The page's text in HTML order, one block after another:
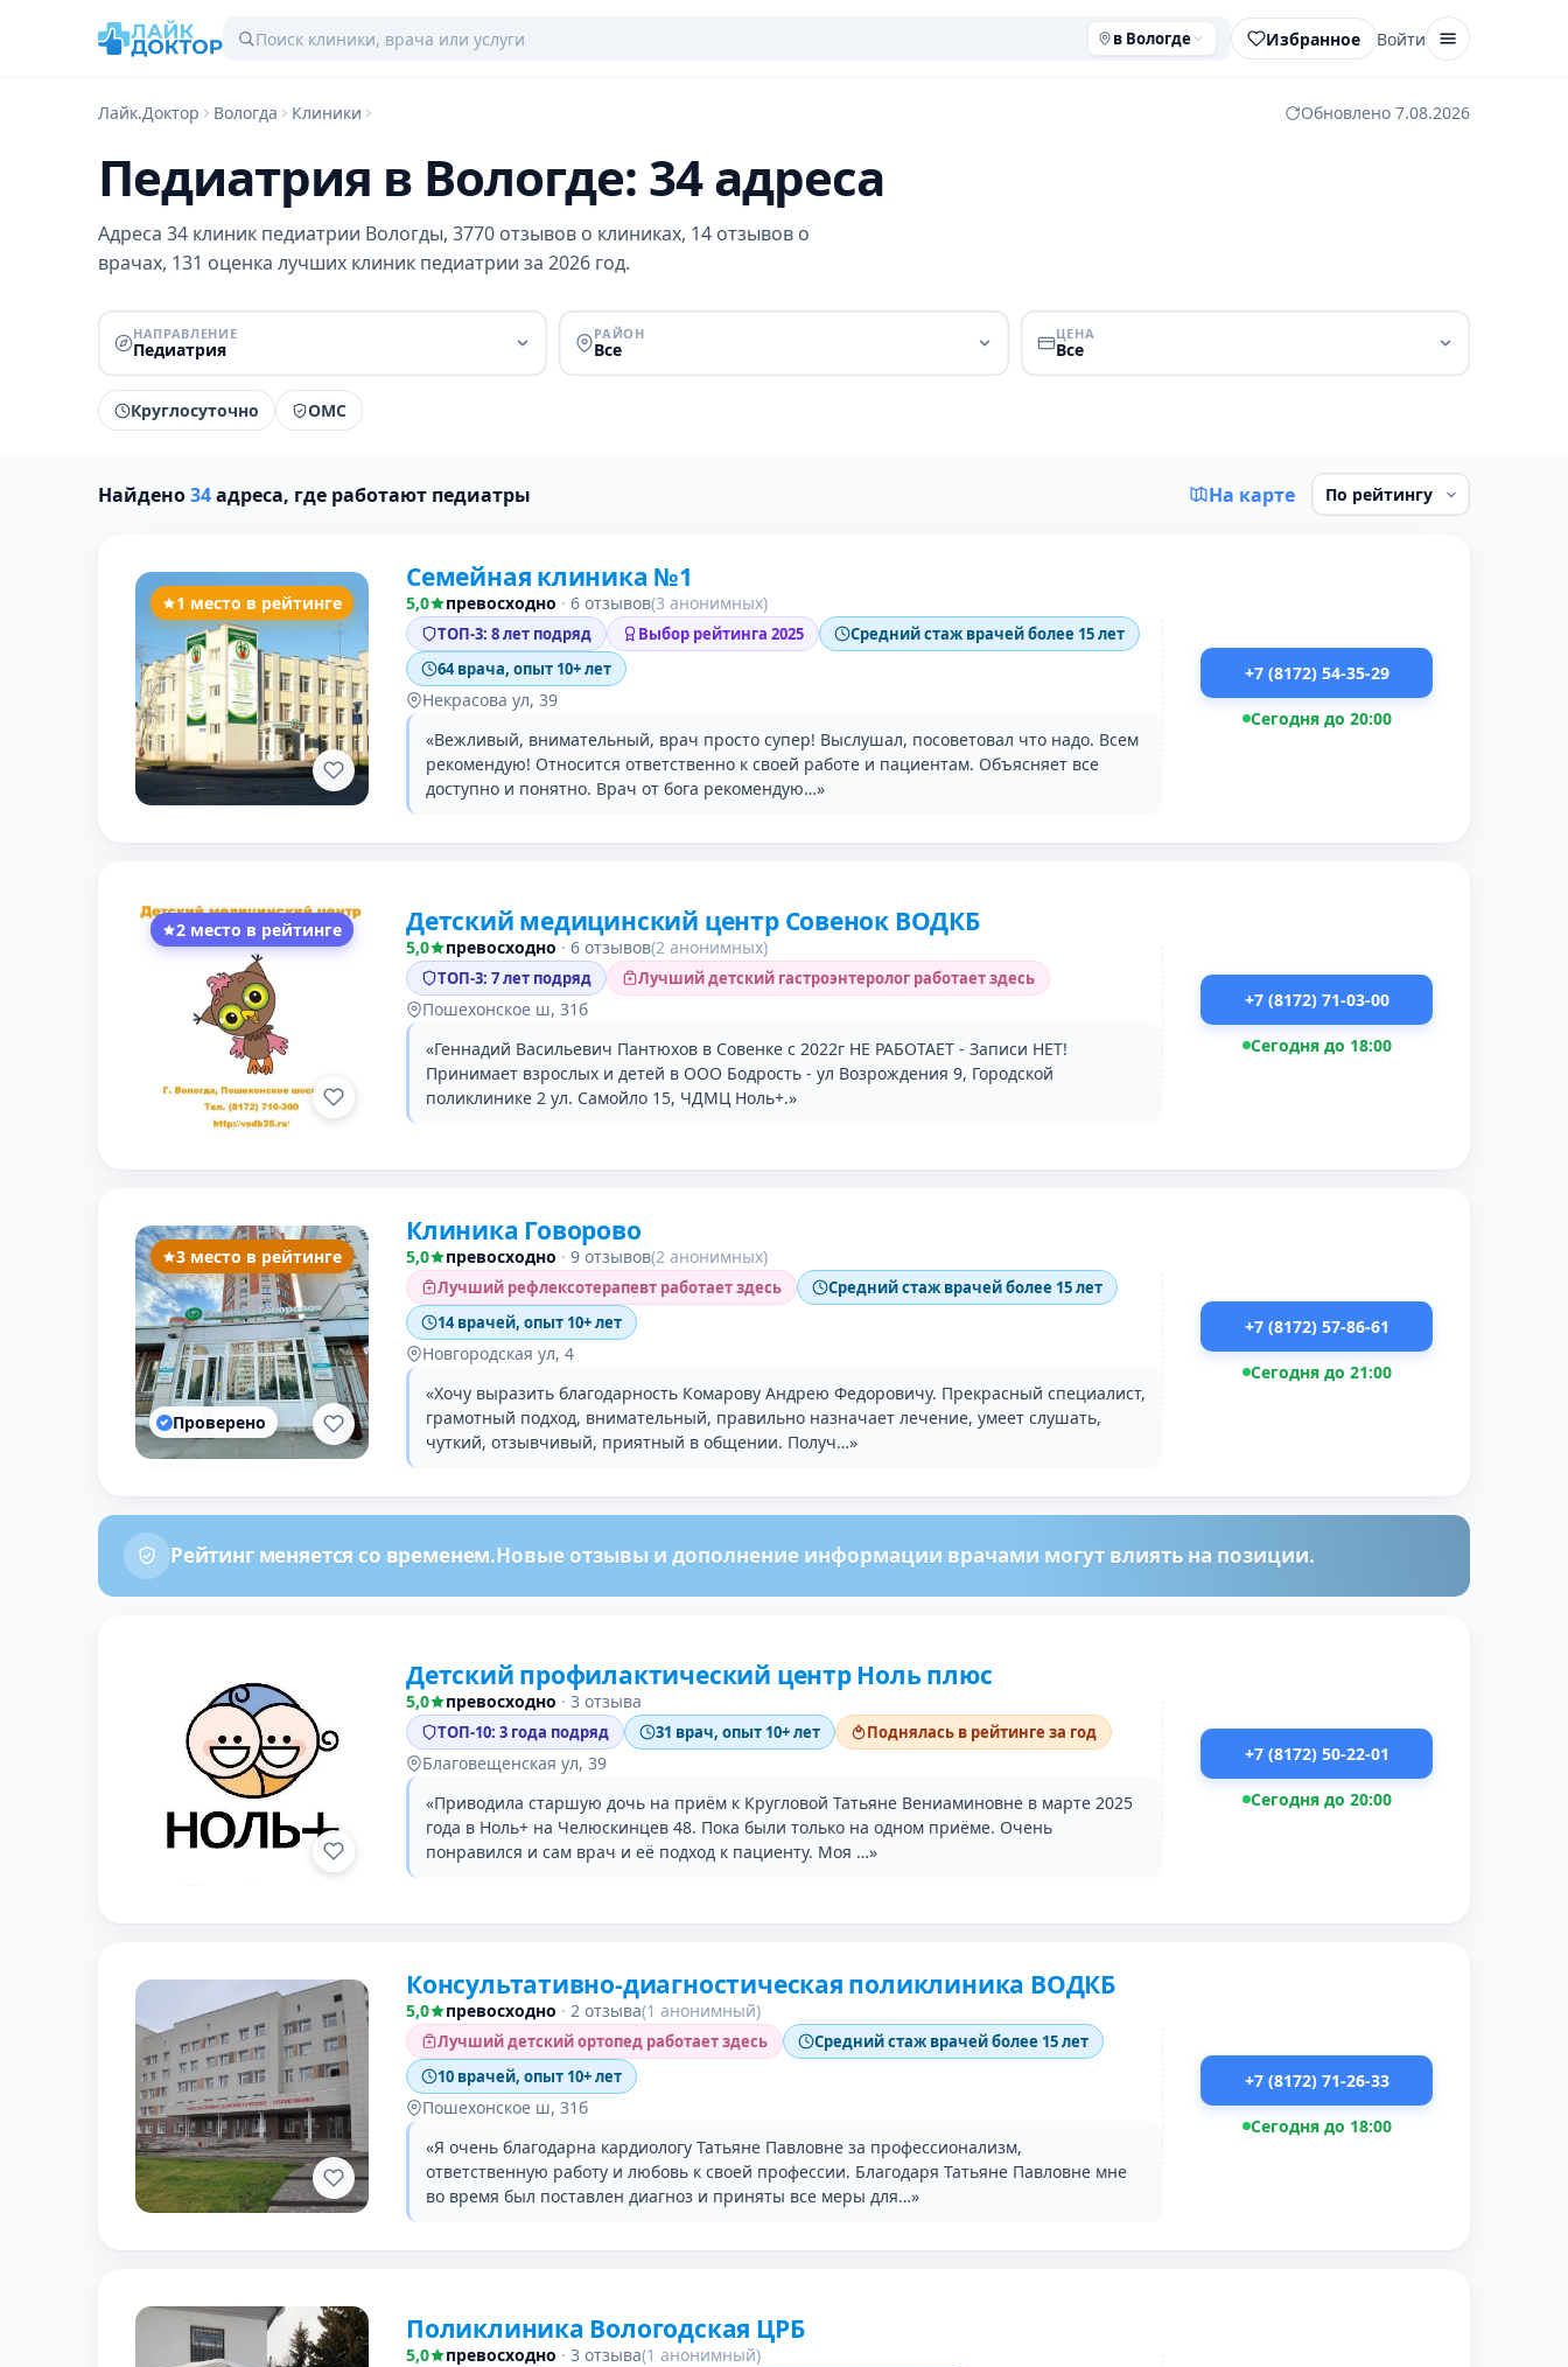
в Вологде Избранное Войти
Лайк.Доктор Вологда Клиники Обновлено 7.08.2026
Педиатрия в Вологде: 34 адреса
Адреса 34 клиник педиатрии Вологды, 3770 отзывов о клиниках, 14 отзывов о
врачах, 131 оценка лучших клиник педиатрии за 2026 год.
НАПРАВЛЕНИЕ
Педиатрия
РАЙОН
Все
ЦЕНА
Все
Круглосуточно ОМС
Найдено34адреса, где работают педиатры На карте
1 место в рейтинге
Семейная клиника №1
5,0 превосходно · 6 отзывов(3 анонимных)
ТОП-3: 8 лет подряд Выбор рейтинга 2025
Средний стаж врачей более 15 лет
64 врача, опыт 10+ лет
Некрасова ул, 39
«Вежливый, внимательный, врач просто супер! Выслушал, посоветовал что надо. Всем
рекомендую! Относится ответственно к своей работе и пациентам. Объясняет все
доступно и понятно. Врач от бога рекомендую…»
+7 (8172) 54-35-29
Сегодня до 20:00
2 место в рейтинге Детский медицинский центр Совенок ВОДКБ
5,0 превосходно · 6 отзывов(2 анонимных)
ТОП-3: 7 лет подряд Лучший детский гастроэнтеролог работает здесь
Пошехонское ш, 31б
«Геннадий Васильевич Пантюхов в Совенке с 2022г НЕ РАБОТАЕТ - Записи НЕТ!
Принимает взрослых и детей в ООО Бодрость - ул Возрождения 9, Городской
поликлинике 2 ул. Самойло 15, ЧДМЦ Ноль+.»
+7 (8172) 71-03-00
Сегодня до 18:00
Проверено
3 место в рейтинге
Клиника Говорово
5,0 превосходно · 9 отзывов(2 анонимных)
Лучший рефлексотерапевт работает здесь
Средний стаж врачей более 15 лет
14 врачей, опыт 10+ лет
Новгородская ул, 4
«Хочу выразить благодарность Комарову Андрею Федоровичу. Прекрасный специалист,
грамотный подход, внимательный, правильно назначает лечение, умеет слушать,
чуткий, отзывчивый, приятный в общении. Получ…»
+7 (8172) 57-86-61
Сегодня до 21:00
Рейтинг меняется со временем.Новые отзывы и дополнение информации врачами могут влиять на позиции.
Детский профилактический центр Ноль плюс
5,0 превосходно · 3 отзыва
ТОП-10: 3 года подряд 31 врач, опыт 10+ лет Поднялась в рейтинге за год
Благовещенская ул, 39
«Приводила старшую дочь на приём к Кругловой Татьяне Вениаминовне в марте 2025
года в Ноль+ на Челюскинцев 48. Пока были только на одном приёме. Очень
понравился и сам врач и её подход к пациенту. Моя …»
+7 (8172) 50-22-01
Сегодня до 20:00
Консультативно-диагностическая поликлиника ВОДКБ
5,0 превосходно · 2 отзыва(1 анонимный)
Лучший детский ортопед работает здесь
Средний стаж врачей более 15 лет
10 врачей, опыт 10+ лет
Пошехонское ш, 31б
«Я очень благодарна кардиологу Татьяне Павловне за профессионализм,
ответственную работу и любовь к своей профессии. Благодаря Татьяне Павловне мне
во время был поставлен диагноз и приняты все меры для…»
+7 (8172) 71-26-33
Сегодня до 18:00
Поликлиника Вологодская ЦРБ
5,0 превосходно · 3 отзыва(1 анонимный)